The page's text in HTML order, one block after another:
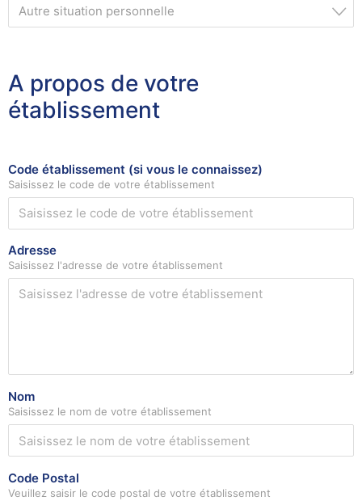
Autre situation personnelle
A propos de votre
établissement
Code établissement (si vous le connaissez)
Saisissez le code de votre établissement
Adresse
Saisissez l'adresse de votre établissement
Nom
Saisissez le nom de votre établissement
Code Postal
Veuillez saisir le code postal de votre établissement